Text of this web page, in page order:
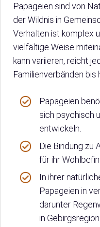
Papageien sind von
der Wildnis in
Verhalten ist komplex
vielfältige Weise
kann variieren, reicht
Familienverbänden bis
Papageien
sich psychisch
entwickeln.
Die Bindung zu
für ihr
In ihrer
Papageien in
darunter
in